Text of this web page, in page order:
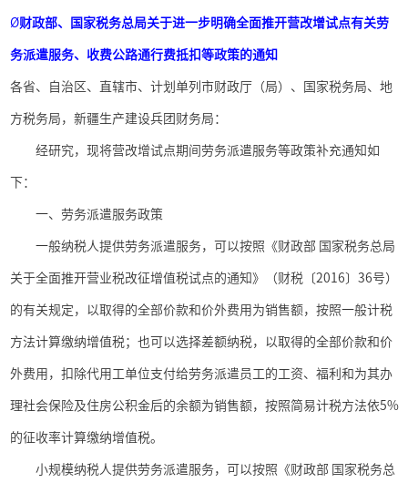
Ø财政部、国家税务总局关于进一步明确全面推开营改增试点有关劳
务派遣服务、收费公路通行费抵扣等政策的通知
各省、自治区、直辖市、计划单列市财政厅（局）、国家税务局、地
方税务局，新疆生产建设兵团财务局：
经研究，现将营改增试点期间劳务派遣服务等政策补充通知如
下：
一、劳务派遣服务政策
一般纳税人提供劳务派遣服务，可以按照《财政部 国家税务总局
关于全面推开营业税改征增值税试点的通知》（财税〔2016 〕 36号）
的有关规定，以取得的全部价款和价外费用为销售额，按照一般计税
方法计算缴纳增值税；也可以选择差额纳税，以取得的全部价款和价
外费用，扣除代用工单位支付给劳务派遣员工的工资、福利和为其办
理社会保险及住房公积金后的余额为销售额，按照简易计税方法依5%
的征收率计算缴纳增值税。
小规模纳税人提供劳务派遣服务，可以按照《财政部 国家税务总